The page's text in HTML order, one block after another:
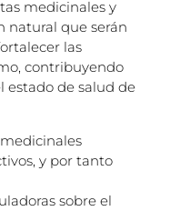
medicinales y
natural que serán
las
contribuyendo
estado de salud de
y por tanto
sobre el